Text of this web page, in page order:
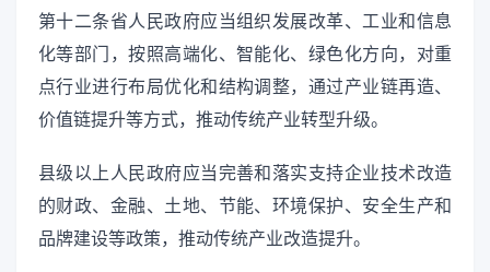
第十二条省人民政府应当组织发展改革、工业和信息
化等部门，按照高端化、智能化、绿色化方向，对重
点行业进行布局优化和结构调整，通过产业链再造、
价值链提升等方式，推动传统产业转型升级。
县级以上人民政府应当完善和落实支持企业技术改造
的财政、金融、土地、节能、环境保护、安全生产和
品牌建设等政策，推动传统产业改造提升。